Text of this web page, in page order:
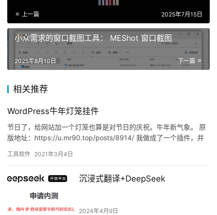
上一篇 2025年7月15日
小众需求的窗口截图工具： MEShot 窗口截图
下一篇
2025年8月10日
相关推荐
WordPress牛年灯笼挂件
节日了，给网站加一个灯笼也算是对节日的庆祝。牛年新气象。 原
版地址：https://u.mr90.top/posts/8914/ 我做成了一个插件，并
工具软件 2021年3月4日
沉浸式翻译+DeepSeek
2024年4月9日